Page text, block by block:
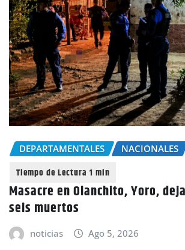
DEPARTAMENTALES NACIONALES
Masacre en Olanchito, Yoro,
seis muertos
noticias Ago 5, 2026